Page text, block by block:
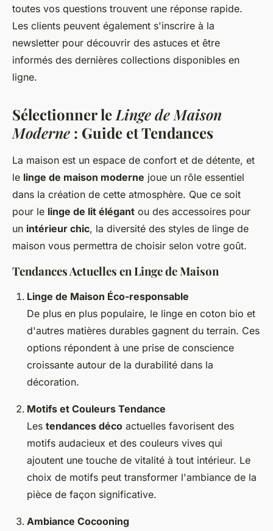
toutes vos questions trouvent une réponse rapide.
Les clients peuvent également s'inscrire à la
newsletter pour découvrir des astuces et être
informés des dernières collections disponibles en
ligne.
Sélectionner le Linge de Maison
Moderne : Guide et Tendances
La maison est un espace de confort et de détente, et
le linge de maison moderne joue un rôle essentiel
dans la création de cette atmosphère. Que ce soit
pour le linge de lit élégant ou des accessoires pour
un intérieur chic, la diversité des styles de linge de
maison vous permettra de choisir selon votre goût.
Tendances Actuelles en Linge de Maison
Linge de Maison Éco-responsable
De plus en plus populaire, le linge en coton bio et
d'autres matières durables gagnent du terrain. Ces
options répondent à une prise de conscience
croissante autour de la durabilité dans la
décoration.
Motifs et Couleurs Tendance
Les tendances déco actuelles favorisent des
motifs audacieux et des couleurs vives qui
ajoutent une touche de vitalité à tout intérieur. Le
choix de motifs peut transformer l'ambiance de la
pièce de façon significative.
Ambiance Cocooning